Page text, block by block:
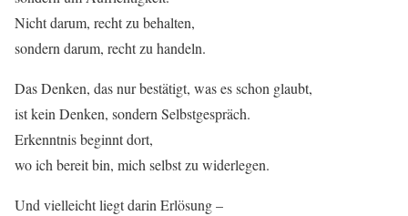
Nicht darum, recht zu behalten,
sondern darum, recht zu handeln.
Das Denken, das nur bestätigt, was es schon glaubt,
ist kein Denken, sondern Selbstgespräch.
Erkenntnis beginnt dort,
wo ich bereit bin, mich selbst zu widerlegen.
Und vielleicht liegt darin Erlösung –